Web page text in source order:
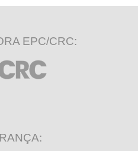
EPC/CRC: